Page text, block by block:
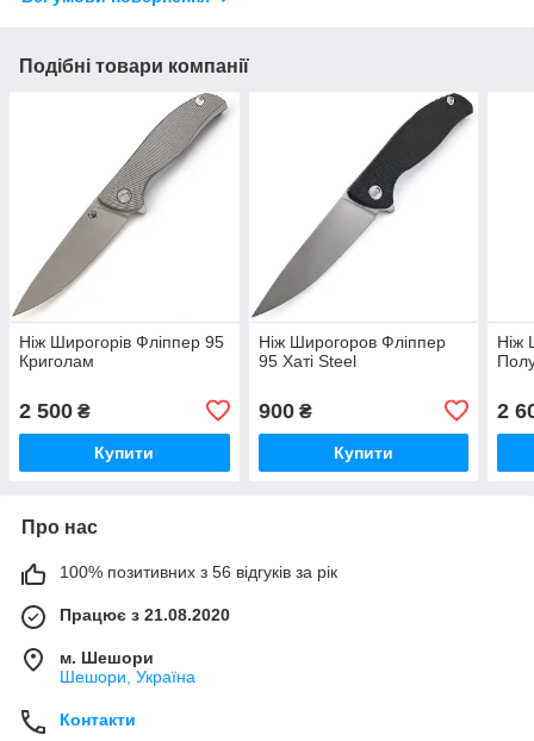
Подібні товари компанії
Ніж Широгорів Фліппер 95
Криголам
2 500 ₴
Купити
Ніж Широгоров Фліппер
95 Хаті Steel
900₴
Купити
Ніж
2
Про нас
100% позитивних з 56 відгуків за рік
Працює з 21.08.2020
м. Шешори
Шешори, Україна
Контакти